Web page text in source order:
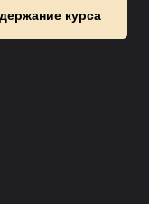
курса